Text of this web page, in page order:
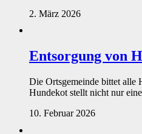
2. März 2026
Entsorgung von
Die Ortsgemeinde bittet alle
Hundekot stellt nicht nur
10. Februar 2026